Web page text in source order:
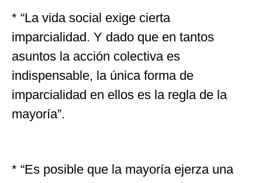
* “La vida social exige cierta
imparcialidad. Y dado que en tantos
asuntos la acción colectiva es
indispensable, la única forma de
imparcialidad en ellos es la regla de la
mayoría”.
* “Es posible que la mayoría ejerza una